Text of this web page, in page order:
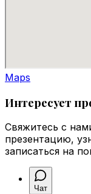
Maps
Интересует
Свяжитесь с
презентацию,
записаться на
Чат